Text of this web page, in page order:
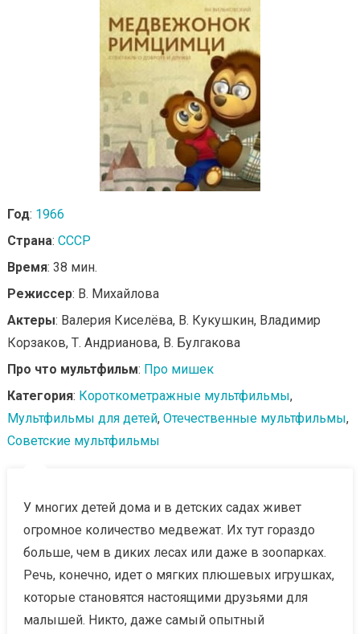
Год: 1966
Страна: СССР
Время: 38 мин.
Режиссер: В. Михайлова
Актеры: Валерия Киселёва, В. Кукушкин, Владимир
Корзаков, Т. Андрианова, В. Булгакова
Про что мультфильм: Про мишек
Категория: Короткометражные мультфильмы,
Мультфильмы для детей, Отечественные мультфильмы,
Советские мультфильмы
У многих детей дома и в детских садах живет
огромное количество медвежат. Их тут гораздо
больше, чем в диких лесах или даже в зоопарках.
Речь, конечно, идет о мягких плюшевых игрушках,
которые становятся настоящими друзьями для
малышей. Никто, даже самый опытный